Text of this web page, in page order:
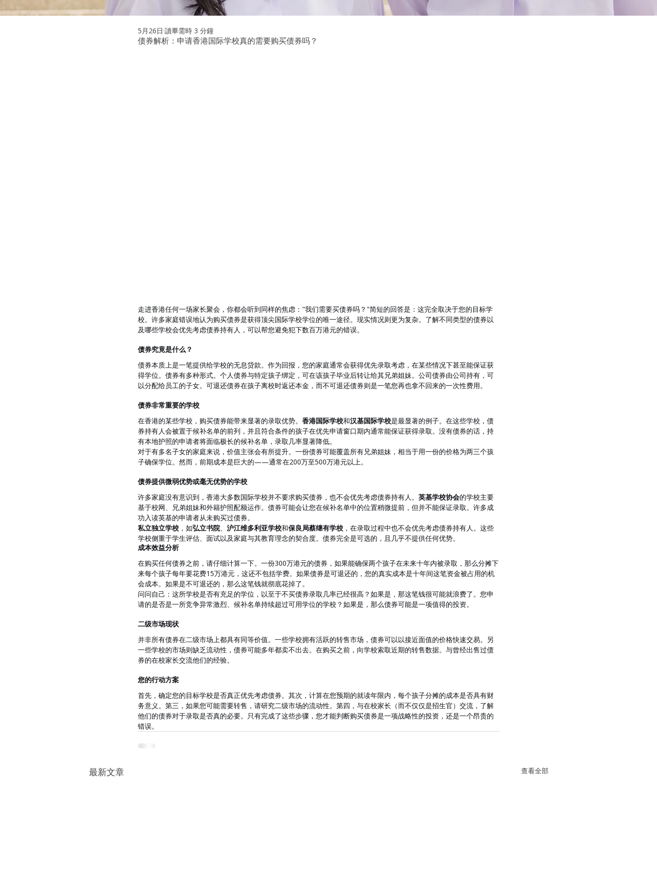
债券解析：申请香港国际学校真的需要购买债券吗？
5月26日 讀畢需時 3 分鐘
走进香港任何一场家长聚会，你都会听到同样的焦虑："我们需要买债券吗？"简短的回答是：这完全取决于您的目标学
校。许多家庭错误地认为购买债券是获得顶尖国际学校学位的唯一途径。现实情况则更为复杂。了解不同类型的债券以
及哪些学校会优先考虑债券持有人，可以帮您避免犯下数百万港元的错误。
债券究竟是什么？
债券本质上是一笔提供给学校的无息贷款。作为回报，您的家庭通常会获得优先录取考虑，在某些情况下甚至能保证获
得学位。债券有多种形式。个人债券与特定孩子绑定，可在该孩子毕业后转让给其兄弟姐妹。公司债券由公司持有，可
以分配给员工的子女。可退还债券在孩子离校时返还本金，而不可退还债券则是一笔您再也拿不回来的一次性费用。
债券非常重要的学校
在香港的某些学校，购买债券能带来显著的录取优势。 香港国际学校和汉基国际学校是最显著的例子。在这些学校，债
券持有人会被置于候补名单的前列，并且符合条件的孩子在优先申请窗口期内通常能保证获得录取。没有债券的话，持
有本地护照的申请者将面临极长的候补名单，录取几率显著降低。
对于有多名子女的家庭来说，价值主张会有所提升。一份债券可能覆盖所有兄弟姐妹，相当于用一份的价格为两三个孩
子确保学位。然而，前期成本是巨大的——通常在200万至500万港元以上。
债券提供微弱优势或毫无优势的学校
许多家庭没有意识到，香港大多数国际学校并不要求购买债券，也不会优先考虑债券持有人。 英基学校协会的学校主要
基于校网、兄弟姐妹和外籍护照配额运作。债券可能会让您在候补名单中的位置稍微提前，但并不能保证录取。许多成
功入读英基的申请者从未购买过债券。
私立独立学校 ，如弘立书院、 沪江维多利亚学校和保良局蔡继有学校 ，在录取过程中也不会优先考虑债券持有人。这些
学校侧重于学生评估、面试以及家庭与其教育理念的契合度。债券完全是可选的，且几乎不提供任何优势。
成本效益分析
在购买任何债券之前，请仔细计算一下。一份300万港元的债券，如果能确保两个孩子在未来十年内被录取，那么分摊下
来每个孩子每年要花费15万港元，这还不包括学费。如果债券是可退还的，您的真实成本是十年间这笔资金被占用的机
会成本。如果是不可退还的，那么这笔钱就彻底花掉了。
问问自己：这所学校是否有充足的学位，以至于不买债券录取几率已经很高？如果是，那这笔钱很可能就浪费了。您申
请的是否是一所竞争异常激烈、候补名单持续超过可用学位的学校？如果是，那么债券可能是一项值得的投资。
二级市场现状
并非所有债券在二级市场上都具有同等价值。一些学校拥有活跃的转售市场，债券可以以接近面值的价格快速交易。另
一些学校的市场则缺乏流动性，债券可能多年都卖不出去。在购买之前，向学校索取近期的转售数据。与曾经出售过债
券的在校家长交流他们的经验。
您的行动方案
首先，确定您的目标学校是否真正优先考虑债券。其次，计算在您预期的就读年限内，每个孩子分摊的成本是否具有财
务意义。第三，如果您可能需要转售，请研究二级市场的流动性。第四，与在校家长（而不仅仅是招生官）交流，了解
他们的债券对于录取是否真的必要。只有完成了这些步骤，您才能判断购买债券是一项战略性的投资，还是一个昂贵的
错误。
最新文章 查看全部